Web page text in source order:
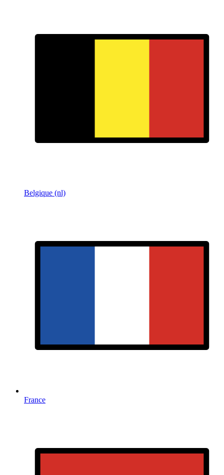
Belgique (nl)
France